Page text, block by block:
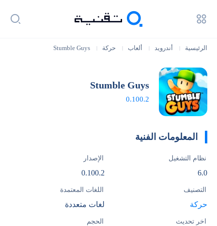
الرئيسية أندرويد ألعاب حركة Stumble Guys
Stumble Guys
0.100.2
المعلومات الفنية
نظام التشغيل
6.0
الإصدار
0.100.2
التصنيف
حركة
اللغات المعتمدة
لغات متعددة
آخر تحديث الحجم